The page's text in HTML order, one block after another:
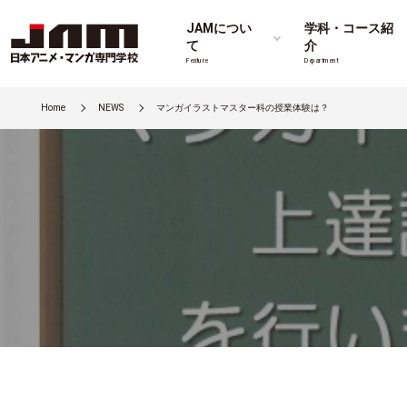
JAMについ
て
Feature
学科・コース紹
介
Department
Home NEWS マンガイラストマスター科の授業体験は？